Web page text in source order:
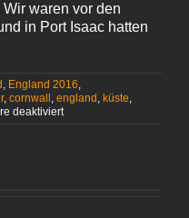
waren vor den
in Port Isaac hatten
, England 2016,
, cornwall , england , küste,
deaktiviertfür